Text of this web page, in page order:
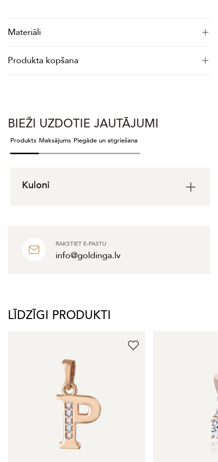
Materiāli
Produkta kopšana
RAKSTIET E-PASTU
info@goldinga.lv
BIEŽI UZDOTIE JAUTĀJUMI
Produkts Maksājums Piegāde un atgriešana
Kuloni
LĪDZĪGI PRODUKTI